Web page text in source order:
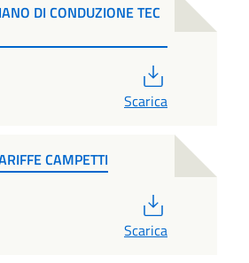
DI CONDUZIONE TEC
Scarica
CAMPETTI
Scarica